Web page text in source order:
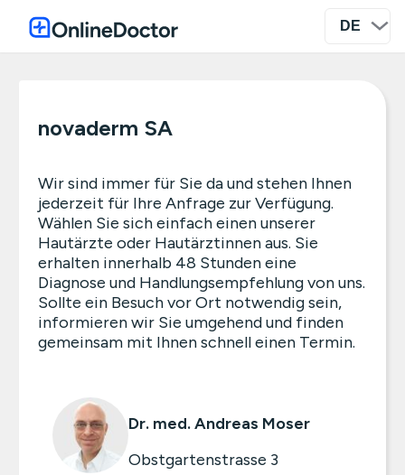
novaderm SA
Wir sind immer für Sie da und stehen Ihnen
jederzeit für Ihre Anfrage zur Verfügung.
Wählen Sie sich einfach einen unserer
Hautärzte oder Hautärztinnen aus. Sie
erhalten innerhalb 48 Stunden eine
Diagnose und Handlungsempfehlung von uns.
Sollte ein Besuch vor Ort notwendig sein,
informieren wir Sie umgehend und finden
gemeinsam mit Ihnen schnell einen Termin.
Dr. med. Andreas Moser
Obstgartenstrasse 3